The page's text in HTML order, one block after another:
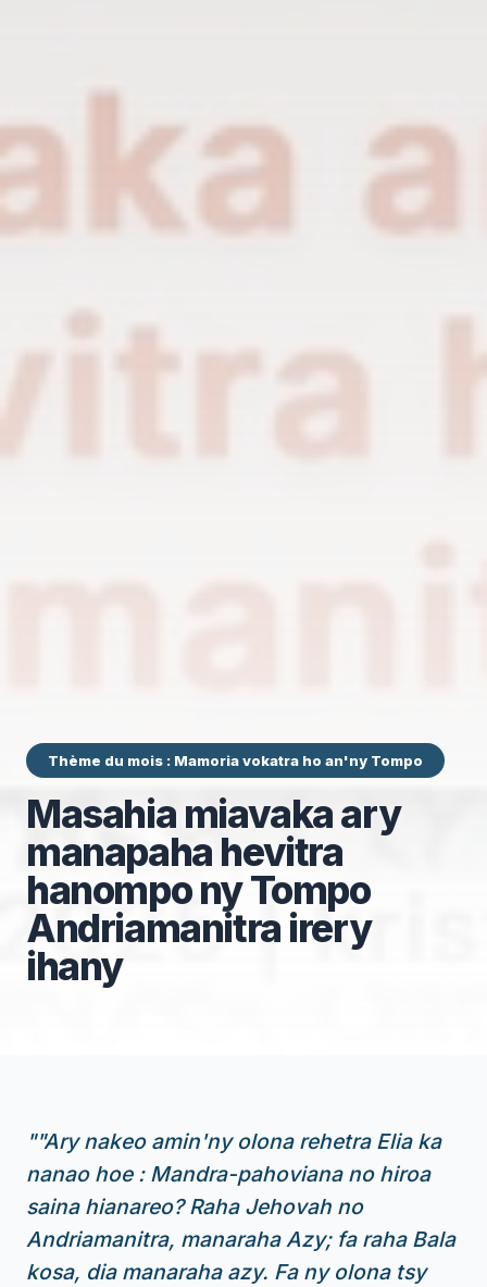
Thème du mois : Mamoria vokatra ho an'ny Tompo
Masahia miavaka ary
manapaha hevitra
hanompo ny Tompo
Andriamanitra irery
ihany
""Ary nakeo amin'ny olona rehetra Elia ka
nanao hoe : Mandra-pahoviana no hiroa
saina hianareo? Raha Jehovah no
Andriamanitra, manaraha Azy; fa raha Bala
kosa, dia manaraha azy. Fa ny olona tsy